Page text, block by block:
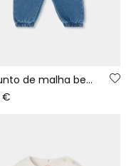
Conjunto de malha bebé menina bege bordado de coelhinho
€